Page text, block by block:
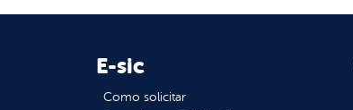
E-sic
Como solicitar